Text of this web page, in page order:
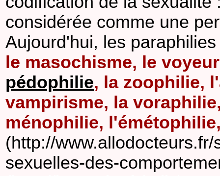
considérée comme une
Aujourd'hui, les
le masochisme, le
pédophilie, la zoophilie,
vampirisme, la
ménophilie,
(http://
sexuelles-des-